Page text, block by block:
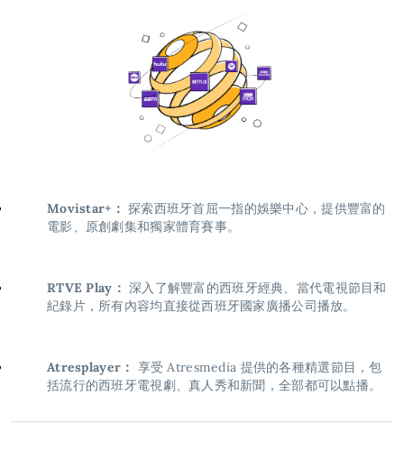
Movistar+：探索西班牙首屈一指的娛樂中心，提供豐富的
電影、原創劇集和獨家體育賽事。
RTVE Play：深入了解豐富的西班牙經典、當代電視節目和
紀錄片，所有內容均直接從西班牙國家廣播公司播放。
Atresplayer： 享受 Atresmedia 提供的各種精選節目，包
括流行的西班牙電視劇、真人秀和新聞，全部都可以點播。